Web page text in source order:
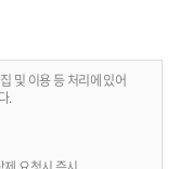
및 이용 등 처리에 있어
.